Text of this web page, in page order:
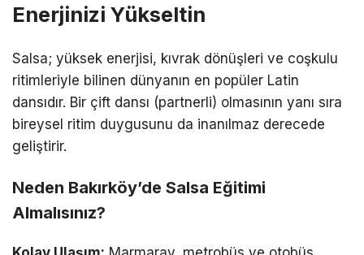
Enerjinizi Yükseltin
Salsa; yüksek enerjisi, kıvrak dönüşleri ve coşkulu
ritimleriyle bilinen dünyanın en popüler Latin
dansıdır. Bir çift dansı (partnerli) olmasının yanı sıra
bireysel ritim duygusunu da inanılmaz derecede
geliştirir.
Neden Bakırköy’de Salsa Eğitimi
Almalısınız?